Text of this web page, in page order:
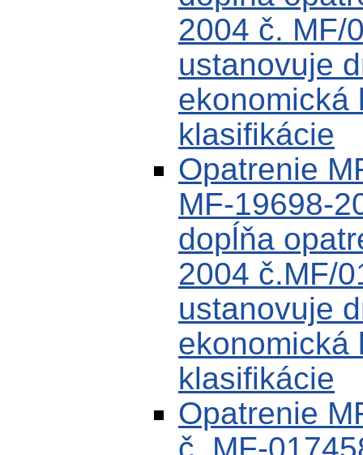
2004 č. MF/
ustanovuje
ekonomická
klasifikácie
Opatrenie
MF-19698-
dopĺňa
2004 č.MF/
ustanovuje
ekonomická
klasifikácie
Opatrenie